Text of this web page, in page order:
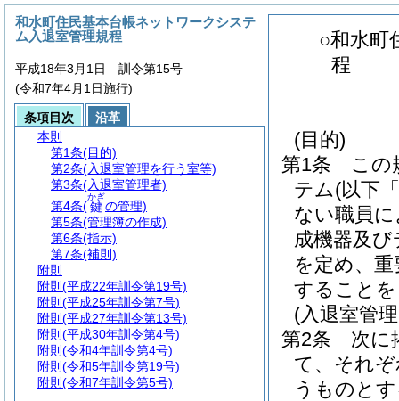
○和水町
程
(目的)
第1条
この
テム(以下
ない職員
成機器及
を定め、
すること
(入退室管
第2条
次に
て、それ
うものと
和水町住民基本台帳ネットワークシステ
ム入退室管理規程
平成18年3月1日 訓令第15号
(令和7年4月1日施行)
条項目次
沿革
本則
第1条(目的)
第2条(入退室管理を行う室等)
第3条(入退室管理者)
第4条(鍵
かぎ
の管理)
第5条(管理簿の作成)
第6条(指示)
第7条(補則)
附則
附則 (平成22年訓令第19号)
附則 (平成25年訓令第7号)
附則 (平成27年訓令第13号)
附則 (平成30年訓令第4号)
附則 (令和4年訓令第4号)
附則 (令和5年訓令第19号)
附則 (令和7年訓令第5号)